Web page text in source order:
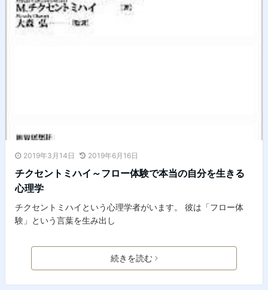
2019年3月14日 2019年6月16日
チクセントミハイ～フロー体験で本当の自分を生きる
心理学
チクセントミハイという心理学者がいます。 彼は「フロー体
験」という言葉を生み出し
続きを読む